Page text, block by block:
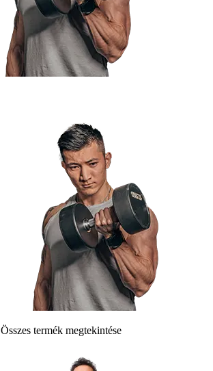
Összes termék megtekintése